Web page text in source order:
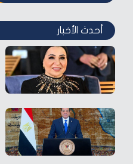
أحدث الأخبار